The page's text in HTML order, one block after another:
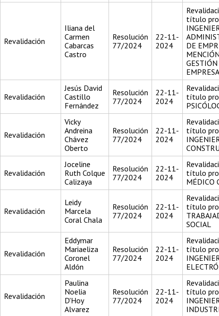
Revalidación
Iliana del
Carmen
Cabarcas
Castro
Resolución
77/2024
22-11-
2024
título
DE
GESTIÓN
Revalidación
Jesús David
Castillo
Fernández
Resolución
77/2024
22-11-
2024
título
Revalidación
Vicky
Andreina
Chávez
Oberto
Resolución
77/2024
22-11-
2024
título
Revalidación
Joceline
Ruth Colque
Calizaya
Resolución
77/2024
22-11-
2024
título
MÉDICO
Revalidación
Leidy
Marcela
Coral Chala
Resolución
77/2024
22-11-
2024
título
SOCIAL
Revalidación
Eddymar
Mariaeliza
Coronel
Aldón
Resolución
77/2024
22-11-
2024
título
Revalidación
Paulina
Noelia
D'Hoy
Alvarez
Resolución
77/2024
22-11-
2024
título